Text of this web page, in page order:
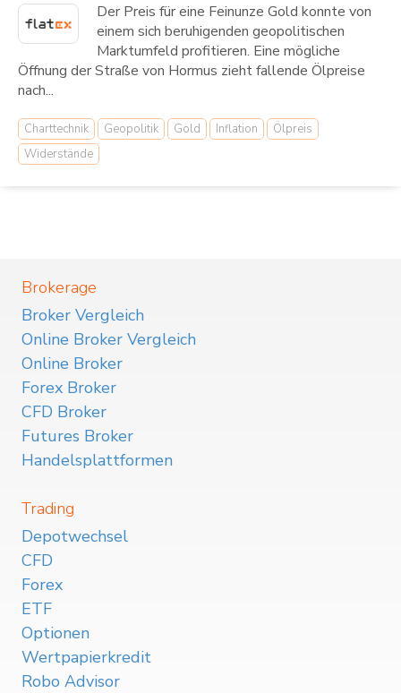
Der Preis für eine Feinunze Gold konnte von
einem sich beruhigenden geopolitischen
Marktumfeld profitieren. Eine mögliche
Öffnung der Straße von Hormus zieht fallende Ölpreise
nach...
Charttechnik Geopolitik Gold Inflation
Ölpreis
Widerstände
Brokerage
Broker Vergleich
Online Broker Vergleich
Online Broker
Forex Broker
CFD Broker
Futures Broker
Handelsplattformen
Trading
Depotwechsel
CFD
Forex
ETF
Optionen
Wertpapierkredit
Robo Advisor